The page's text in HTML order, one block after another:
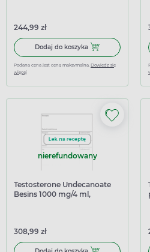
244,99 zł
Dodaj do koszyka Dodaj do koszyka
Podana cena jest ceną maksymalną. Dowiedz się
więcej
nierefundowany
Testosterone Undecanoate
Besins 1000 mg/4 ml,
308,99 zł